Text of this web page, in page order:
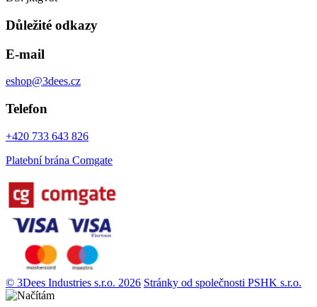
Důležité odkazy
E-mail
eshop@3dees.cz
Telefon
+420 733 643 826
Platební brána Comgate
© 3Dees Industries s.r.o. 2026 Stránky od společnosti PSHK s.r.o.